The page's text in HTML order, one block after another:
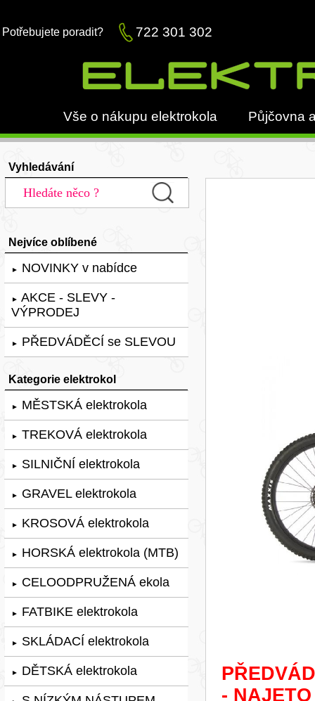
Potřebujete poradit? 722 301 302
Vše o nákupu elektrokola Půjčovna
Vyhledávání
Nejvíce oblíbené
► NOVINKY v nabídce
► AKCE - SLEVY -
VÝPRODEJ
► PŘEDVÁDĚCÍ se SLEVOU
Kategorie elektrokol
► MĚSTSKÁ elektrokola
► TREKOVÁ elektrokola
► SILNIČNÍ elektrokola
► GRAVEL elektrokola
► KROSOVÁ elektrokola
► HORSKÁ elektrokola (MTB)
► CELOODPRUŽENÁ ekola
► FATBIKE elektrokola
► SKLÁDACÍ elektrokola
► DĚTSKÁ elektrokola
-